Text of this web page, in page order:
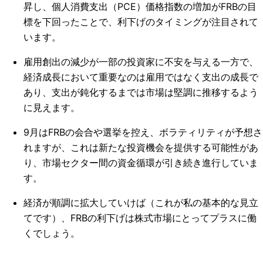
昇し、個人消費支出（PCE）価格指数の増加がFRBの目
標を下回ったことで、利下げのタイミングが注目されて
います。
雇用創出の減少が一部の投資家に不安を与える一方で、
経済成長において重要なのは雇用ではなく支出の成長で
あり、支出が鈍化するまでは市場は堅調に推移するよう
に見えます。
9月はFRBの会合や選挙を控え、ボラティリティが予想さ
れますが、これは新たな投資機会を提供する可能性があ
り、市場セクター間の資金循環が引き続き進行していま
す。
経済が順調に拡大していけば（これが私の基本的な見立
てです）、FRBの利下げは株式市場にとってプラスに働
くでしょう。